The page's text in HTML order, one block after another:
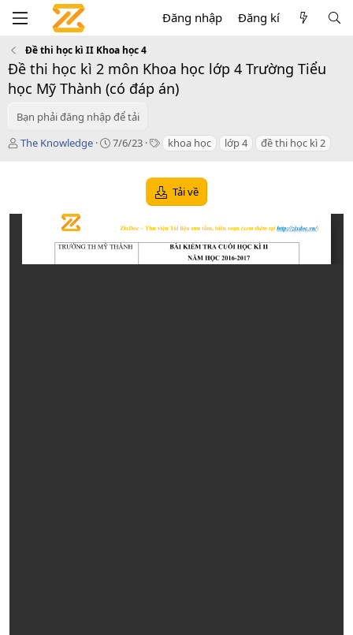
Đăng nhập Đăng kí
Đề thi học kì II Khoa học 4
Đề thi học kì 2 môn Khoa học lớp 4 Trường Tiểu
học Mỹ Thành (có đáp án)
Bạn phải đăng nhập để tải
T
ả
The Knowledge
C
n
7/6/23
T
s
khoa học lớp 4 đề thi học kì 2
Tải về